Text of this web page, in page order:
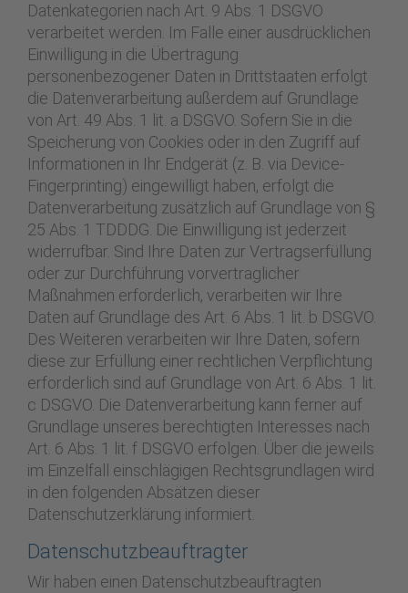
Datenkategorien nach Art. 9 Abs. 1 DSGVO
verarbeitet werden. Im Falle einer ausdrücklichen
Einwilligung in die Übertragung
personenbezogener Daten in Drittstaaten erfolgt
die Datenverarbeitung außerdem auf Grundlage
von Art. 49 Abs. 1 lit. a DSGVO. Sofern Sie in die
Speicherung von Cookies oder in den Zugriff auf
Informationen in Ihr Endgerät (z. B. via Device-
Fingerprinting) eingewilligt haben, erfolgt die
Datenverarbeitung zusätzlich auf Grundlage von §
25 Abs. 1 TDDDG. Die Einwilligung ist jederzeit
widerrufbar. Sind Ihre Daten zur Vertragserfüllung
oder zur Durchführung vorvertraglicher
Maßnahmen erforderlich, verarbeiten wir Ihre
Daten auf Grundlage des Art. 6 Abs. 1 lit. b DSGVO.
Des Weiteren verarbeiten wir Ihre Daten, sofern
diese zur Erfüllung einer rechtlichen Verpflichtung
erforderlich sind auf Grundlage von Art. 6 Abs. 1 lit.
c DSGVO. Die Datenverarbeitung kann ferner auf
Grundlage unseres berechtigten Interesses nach
Art. 6 Abs. 1 lit. f DSGVO erfolgen. Über die jeweils
im Einzelfall einschlägigen Rechtsgrundlagen wird
in den folgenden Absätzen dieser
Datenschutzerklärung informiert.
Datenschutz­beauftragter
Wir haben einen Datenschutzbeauftragten